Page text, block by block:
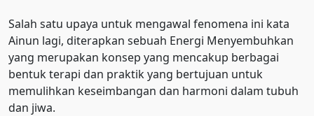
Salah satu upaya untuk mengawal fenomena ini kata
Ainun lagi, diterapkan sebuah Energi Menyembuhkan
yang merupakan konsep yang mencakup berbagai
bentuk terapi dan praktik yang bertujuan untuk
memulihkan keseimbangan dan harmoni dalam tubuh
dan jiwa.